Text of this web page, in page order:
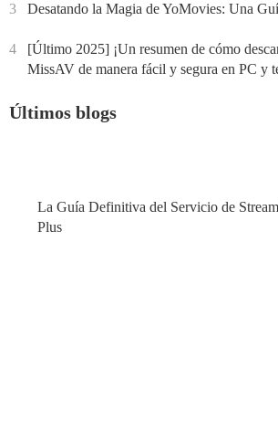
3 Desatando la Magia de YoMovies: Una
4
[Último 2025] ¡Un resumen de cómo
MissAV de manera fácil y segura en PC y
Últimos blogs
La Guía Definitiva del Servicio de
Plus